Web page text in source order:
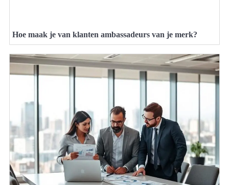
Hoe maak je van klanten ambassadeurs van je merk?